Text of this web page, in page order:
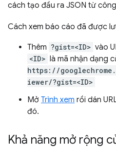
cách tạo đầu ra JSON từ
Cách xem báo cáo đã được
Thêm ?gist=<ID> vào
<ID> là mã nhận dạng
https://
iewer/?gist=<ID>
Mở Trình xem rồi dán
đó.
Khả năng mở rộng